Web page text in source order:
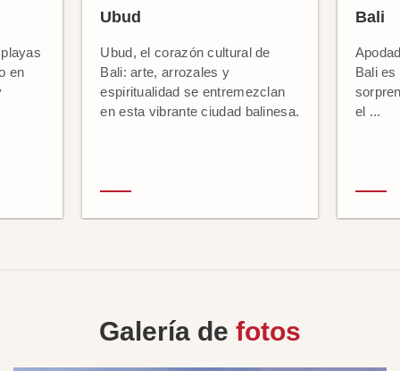
en
Ubud
Ubud, el corazón cultural de
Bali: arte, arrozales y
espiritualidad se entremezclan
en esta vibrante ciudad balinesa.
Bali
Bali
el ...
Galería de fotos